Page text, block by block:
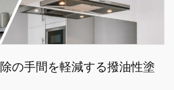
の手間を軽減する撥油性塗